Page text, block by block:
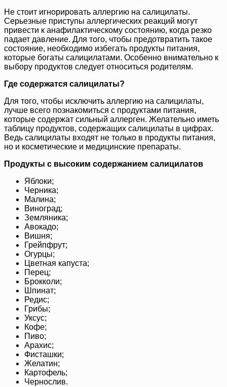
Не стоит игнорировать аллергию на салицилаты.
Серьезные приступы аллергических реакций могут
привести к анафилактическому состоянию, когда резко
падает давление. Для того, чтобы предотвратить такое
состояние, необходимо избегать продукты питания,
которые богаты салицилатами. Особенно внимательно к
выбору продуктов следует относиться родителям.
Где содержатся салицилаты?
Для того, чтобы исключить аллергию на салицилаты,
лучше всего познакомиться с продуктами питания,
которые содержат сильный аллерген. Желательно иметь
таблицу продуктов, содержащих салицилаты в цифрах.
Ведь салицилаты входят не только в продукты питания,
но и косметические и медицинские препараты.
Продукты с высоким содержанием салицилатов
Яблоки;
Черника;
Малина;
Виноград;
Земляника;
Авокадо;
Вишня;
Грейпфрут;
Огурцы;
Цветная капуста;
Перец;
Брокколи;
Шпинат;
Редис;
Грибы;
Уксус;
Кофе;
Пиво;
Арахис;
Фисташки;
Желатин;
Картофель;
Чернослив.